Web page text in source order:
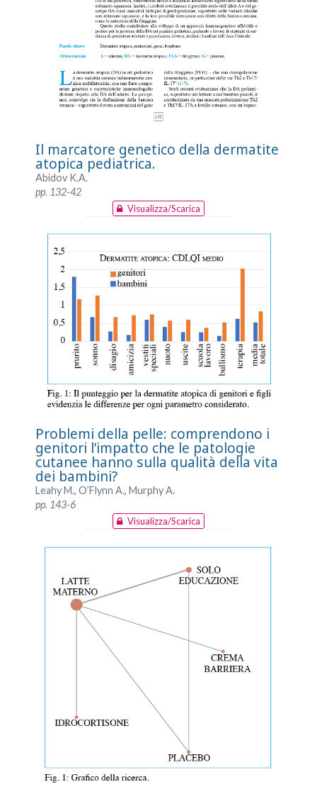
Il marcatore genetico della dermatite
atopica pediatrica.
Abidov K.A.
pp. 132-42
Visualizza/Scarica
Problemi della pelle: comprendono i
genitori l’impatto che le patologie
cutanee hanno sulla qualità della vita
dei bambini?
Leahy M., O’Flynn A., Murphy A.
pp. 143-6
Visualizza/Scarica